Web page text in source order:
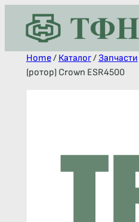
Home/ Каталог/ Запчасти
(ротор) Crown ESR4500